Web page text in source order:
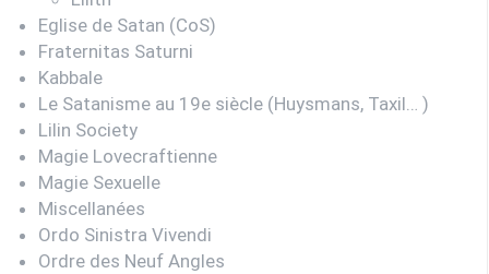
Eglise de Satan (CoS)
Fraternitas Saturni
Kabbale
Le Satanisme au 19e siècle (Huysmans, Taxil… )
Lilin Society
Magie Lovecraftienne
Magie Sexuelle
Miscellanées
Ordo Sinistra Vivendi
Ordre des Neuf Angles